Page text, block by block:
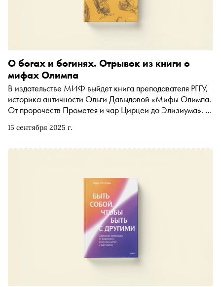
15 сентября 2025 г.
О богах и богинях. Отрывок из книги о
мифах Олимпа
В издательстве МИФ выйдет книга преподавателя РГГУ,
историка античности Ольги Давыдовой «Мифы Олимпа.
От пророчеств Прометея и чар Цирцеи до Элизиума». В
судьбе и прорицаниям, а также осмысляет главные